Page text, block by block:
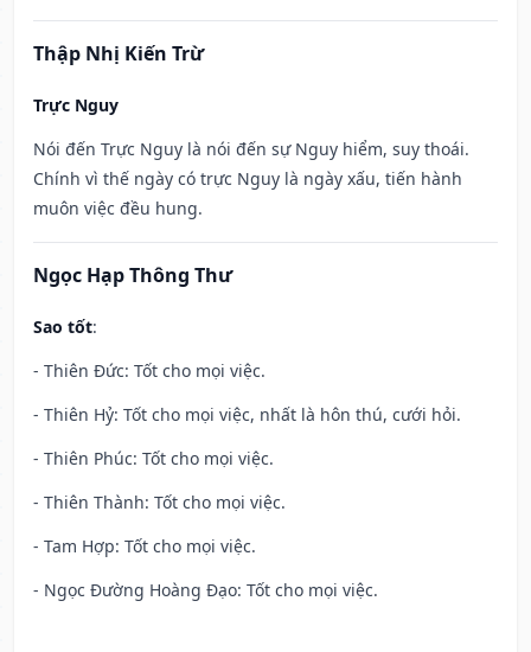
Thập Nhị Kiến Trừ
Trực Nguy
Nói đến Trực Nguy là nói đến sự Nguy hiểm, suy thoái.
Chính vì thế ngày có trực Nguy là ngày xấu, tiến hành
muôn việc đều hung.
Ngọc Hạp Thông Thư
Sao tốt:
- Thiên Đức: Tốt cho mọi việc.
- Thiên Hỷ: Tốt cho mọi việc, nhất là hôn thú, cưới hỏi.
- Thiên Phúc: Tốt cho mọi việc.
- Thiên Thành: Tốt cho mọi việc.
- Tam Hợp: Tốt cho mọi việc.
- Ngọc Đường Hoàng Đạo: Tốt cho mọi việc.